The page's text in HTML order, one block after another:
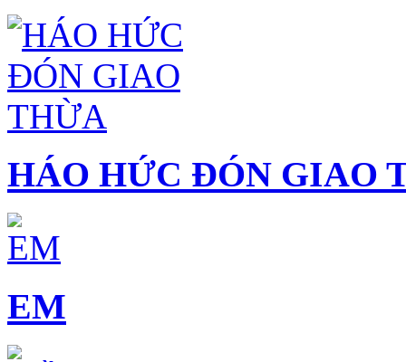
HÁO HỨC ĐÓN GIAO
EM